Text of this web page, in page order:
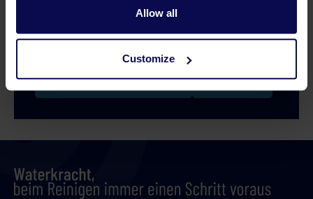
Allow all
Customize
bei der Suche nach einer passenden Lösung für
Ihr Problem!
0315 258 181 anrufen Kontakt